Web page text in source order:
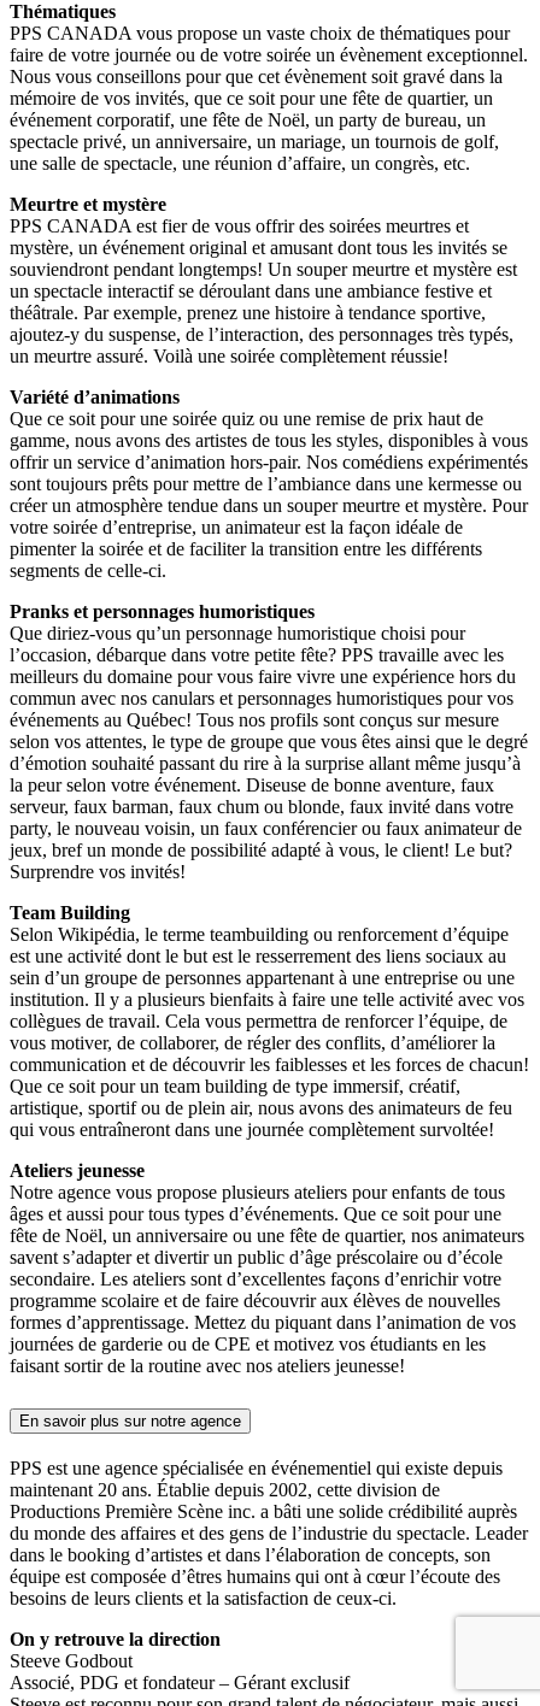
Thématiques
PPS CANADA vous propose un vaste choix de thématiques pour
faire de votre journée ou de votre soirée un évènement exceptionnel.
Nous vous conseillons pour que cet évènement soit gravé dans la
mémoire de vos invités, que ce soit pour une fête de quartier, un
événement corporatif, une fête de Noël, un party de bureau, un
spectacle privé, un anniversaire, un mariage, un tournois de golf,
une salle de spectacle, une réunion d’affaire, un congrès, etc.
Meurtre et mystère
PPS CANADA est fier de vous offrir des soirées meurtres et
mystère, un événement original et amusant dont tous les invités se
souviendront pendant longtemps! Un souper meurtre et mystère est
un spectacle interactif se déroulant dans une ambiance festive et
théâtrale. Par exemple, prenez une histoire à tendance sportive,
ajoutez-y du suspense, de l’interaction, des personnages très typés,
un meurtre assuré. Voilà une soirée complètement réussie!
Variété d’animations
Que ce soit pour une soirée quiz ou une remise de prix haut de
gamme, nous avons des artistes de tous les styles, disponibles à vous
offrir un service d’animation hors-pair. Nos comédiens expérimentés
sont toujours prêts pour mettre de l’ambiance dans une kermesse ou
créer un atmosphère tendue dans un souper meurtre et mystère. Pour
votre soirée d’entreprise, un animateur est la façon idéale de
pimenter la soirée et de faciliter la transition entre les différents
segments de celle-ci.
Pranks et personnages humoristiques
Que diriez-vous qu’un personnage humoristique choisi pour
l’occasion, débarque dans votre petite fête? PPS travaille avec les
meilleurs du domaine pour vous faire vivre une expérience hors du
commun avec nos canulars et personnages humoristiques pour vos
événements au Québec! Tous nos profils sont conçus sur mesure
selon vos attentes, le type de groupe que vous êtes ainsi que le degré
d’émotion souhaité passant du rire à la surprise allant même jusqu’à
la peur selon votre événement. Diseuse de bonne aventure, faux
serveur, faux barman, faux chum ou blonde, faux invité dans votre
party, le nouveau voisin, un faux conférencier ou faux animateur de
jeux, bref un monde de possibilité adapté à vous, le client! Le but?
Surprendre vos invités!
Team Building
Selon Wikipédia, le terme teambuilding ou renforcement d’équipe
est une activité dont le but est le resserrement des liens sociaux au
sein d’un groupe de personnes appartenant à une entreprise ou une
institution. Il y a plusieurs bienfaits à faire une telle activité avec vos
collègues de travail. Cela vous permettra de renforcer l’équipe, de
vous motiver, de collaborer, de régler des conflits, d’améliorer la
communication et de découvrir les faiblesses et les forces de chacun!
Que ce soit pour un team building de type immersif, créatif,
artistique, sportif ou de plein air, nous avons des animateurs de feu
qui vous entraîneront dans une journée complètement survoltée!
Ateliers jeunesse
Notre agence vous propose plusieurs ateliers pour enfants de tous
âges et aussi pour tous types d’événements. Que ce soit pour une
fête de Noël, un anniversaire ou une fête de quartier, nos animateurs
savent s’adapter et divertir un public d’âge préscolaire ou d’école
secondaire. Les ateliers sont d’excellentes façons d’enrichir votre
programme scolaire et de faire découvrir aux élèves de nouvelles
formes d’apprentissage. Mettez du piquant dans l’animation de vos
journées de garderie ou de CPE et motivez vos étudiants en les
faisant sortir de la routine avec nos ateliers jeunesse!
En savoir plus sur notre agence
PPS est une agence spécialisée en événementiel qui existe depuis
maintenant 20 ans. Établie depuis 2002, cette division de
Productions Première Scène inc. a bâti une solide crédibilité auprès
du monde des affaires et des gens de l’industrie du spectacle. Leader
dans le booking d’artistes et dans l’élaboration de concepts, son
équipe est composée d’êtres humains qui ont à cœur l’écoute des
besoins de leurs clients et la satisfaction de ceux-ci.
On y retrouve la direction
Steeve Godbout
Associé, PDG et fondateur – Gérant exclusif